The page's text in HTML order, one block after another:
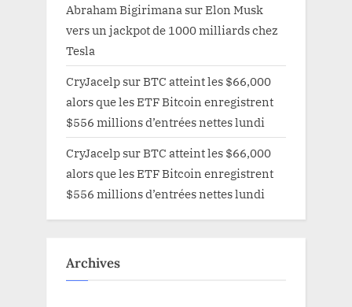
Abraham Bigirimana surElon Musk
vers un jackpot de 1000 milliards chez
Tesla
CryJacelp surBTC atteint les $66,000
alors que les ETF Bitcoin enregistrent
$556 millions d’entrées nettes lundi
CryJacelp surBTC atteint les $66,000
alors que les ETF Bitcoin enregistrent
$556 millions d’entrées nettes lundi
Archives